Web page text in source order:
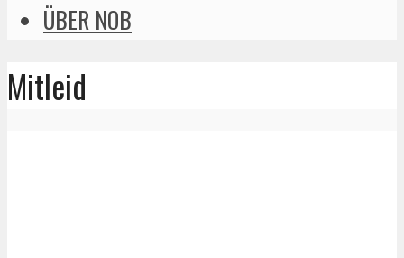
ÜBER NOB
Mitleid